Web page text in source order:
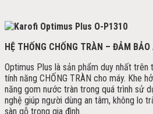
HỆ THỐNG CHỐNG TRÀN – ĐẢM
Optimus Plus là sản phẩm duy nhất
tính năng CHỐNG TRÀN cho máy. Khe
năng gom nước tràn trong quá trình sử
nghệ giúp người dùng an tâm, không lo
sàn gỗ trong gia đình.